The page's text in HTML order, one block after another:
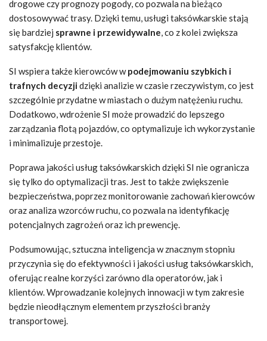
drogowe czy prognozy pogody, co pozwala na bieżąco
dostosowywać trasy. Dzięki temu, usługi taksówkarskie stają
się bardziej sprawne i przewidywalne, co z kolei zwiększa
satysfakcję klientów.
SI wspiera także kierowców wpodejmowaniu szybkich i
trafnych decyzjidzięki analizie w czasie rzeczywistym, co jest
szczególnie przydatne w miastach o dużym natężeniu ruchu.
Dodatkowo, wdrożenie SI może prowadzić do lepszego
zarządzania flotą pojazdów, co optymalizuje ich wykorzystanie
i minimalizuje przestoje.
Poprawa jakości usług taksówkarskich dzięki SI nie ogranicza
się tylko do optymalizacji tras. Jest to także zwiększenie
bezpieczeństwa, poprzez monitorowanie zachowań kierowców
oraz analiza wzorców ruchu, co pozwala na identyfikację
potencjalnych zagrożeń oraz ich prewencję.
Podsumowując, sztuczna inteligencja w znacznym stopniu
przyczynia się do efektywności i jakości usług taksówkarskich,
oferując realne korzyści zarówno dla operatorów, jak i
klientów. Wprowadzanie kolejnych innowacji w tym zakresie
będzie nieodłącznym elementem przyszłości branży
transportowej.